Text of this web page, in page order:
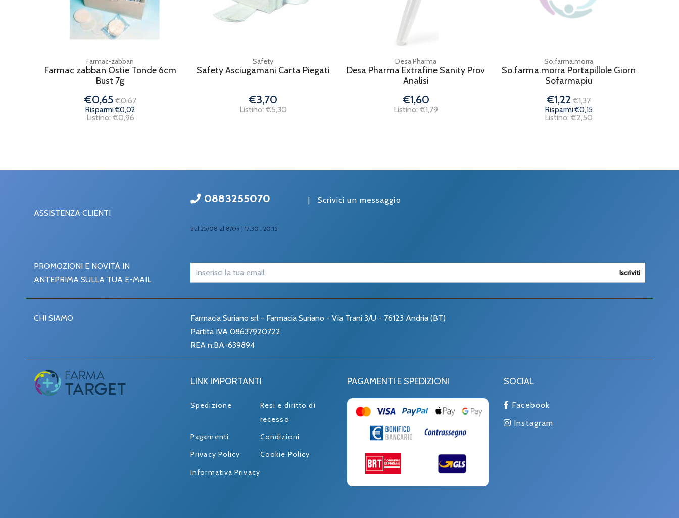
Farmac-zabban
Farmac zabban Ostie Tonde 6cm
Bust 7g
€0,65 €0,67
Risparmi €0,02
Listino: €0,96
Safety
Safety Asciugamani Carta Piegati
€3,70
Listino: €5,30
Desa Pharma
Desa Pharma Extrafine Sanity Prov
Analisi
€1,60
Listino: €1,79
So.farma.morra
So.farma.morra Portapillole Giorn
Sofarmapiu
€1,22 €1,37
Risparmi €0,15
Listino: €2,50
ASSISTENZA CLIENTI
0883255070
dal 25/08 al 8/09 | 17.30 : 20.15
| Scrivici un messaggio
PROMOZIONI E NOVITÀ IN
ANTEPRIMA SULLA TUA E-MAIL
Iscriviti
CHI SIAMO
Farmacia Suriano srl - Farmacia Suriano - Via Trani 3/U - 76123 Andria (BT)
Partita IVA 08637920722
REA n.BA-639894
LINK IMPORTANTI
Spedizione
Resi e diritto di
recesso
Pagamenti
Condizioni
Privacy Policy
Cookie Policy
Informativa Privacy
PAGAMENTI E SPEDIZIONI SOCIAL
Facebook
Instagram